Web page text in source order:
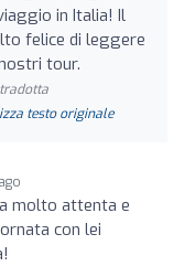
in Italia! Il
felice di leggere
tour.
testo originale
molto attenta e
con lei